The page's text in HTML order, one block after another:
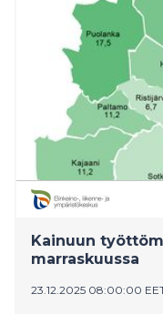
Kainuun
marraskuussa
23.12.2025 08:00:00